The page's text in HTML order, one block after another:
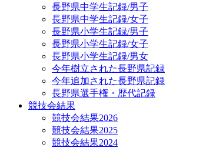
長野県中学生記録/男子
長野県中学生記録/女子
長野県小学生記録/男子
長野県小学生記録/女子
長野県小学生記録/男女
今年樹立された長野県記録
今年追加された長野県記録
長野県選手権・歴代記録
競技会結果
競技会結果2026
競技会結果2025
競技会結果2024